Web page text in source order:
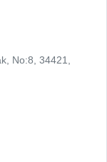
No:8, 34421,